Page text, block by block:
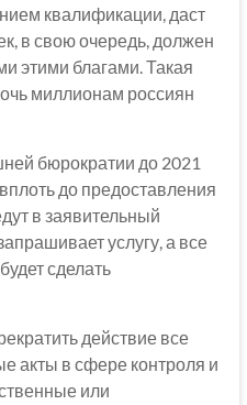
квалификации, даст
в свою очередь, должен
этими благами. Такая
миллионам россиян
бюрократии до 2021
до предоставления
в заявительный
услугу, а все
сделать
действие все
акты в сфере контроля и
или